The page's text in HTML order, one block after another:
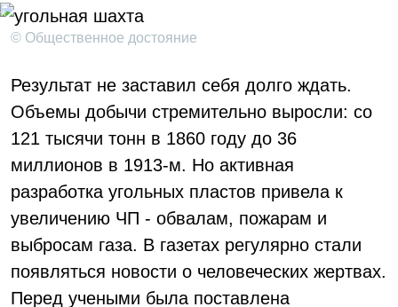
© Общественное достояние
Результат не заставил себя долго ждать.
Объемы добычи стремительно выросли: со
121 тысячи тонн в 1860 году до 36
миллионов в 1913-м. Но активная
разработка угольных пластов привела к
увеличению ЧП - обвалам, пожарам и
выбросам газа. В газетах регулярно стали
появляться новости о человеческих жертвах.
Перед учеными была поставлена